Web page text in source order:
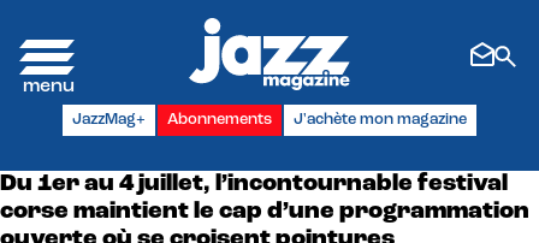
JazzMag+ Abonnements J'achète mon magazine
Du 1er au 4 juillet, l’incontournable festival
corse maintient le cap d’une programmation